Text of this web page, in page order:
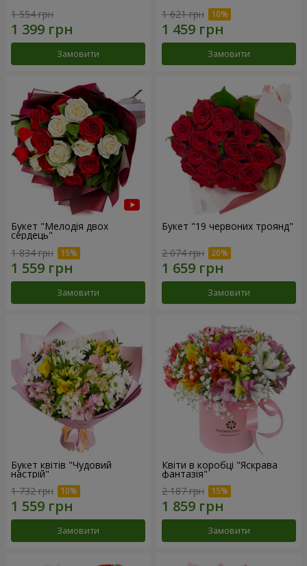
1 554 грн
Замовити
1 621 грн
Замовити
Букет "Мелодія двох
сердець"
1 834 грн
Замовити
Букет "19 червоних троянд"
2 074 грн
Замовити
Букет квітів "Чудовий
настрій"
1 732 грн
Замовити
Квіти в коробці "Яскрава
фантазія"
2 187 грн
Замовити